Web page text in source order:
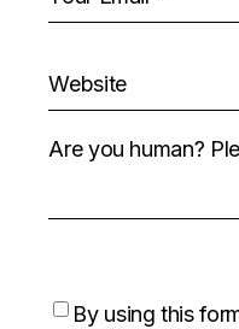
Are you human?
By using this